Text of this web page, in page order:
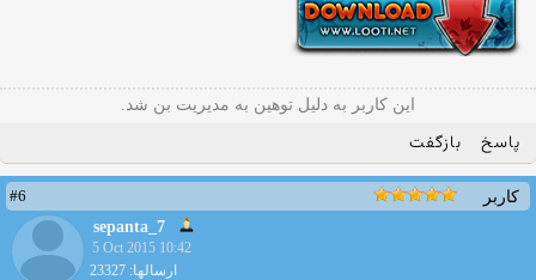
این کاربر به دلیل توهین به مدیریت بن شد.
پاسخ بازگفت
کاربر
#6
sepanta_7
5 Oct 2015 10:42
ارسالها: 23327